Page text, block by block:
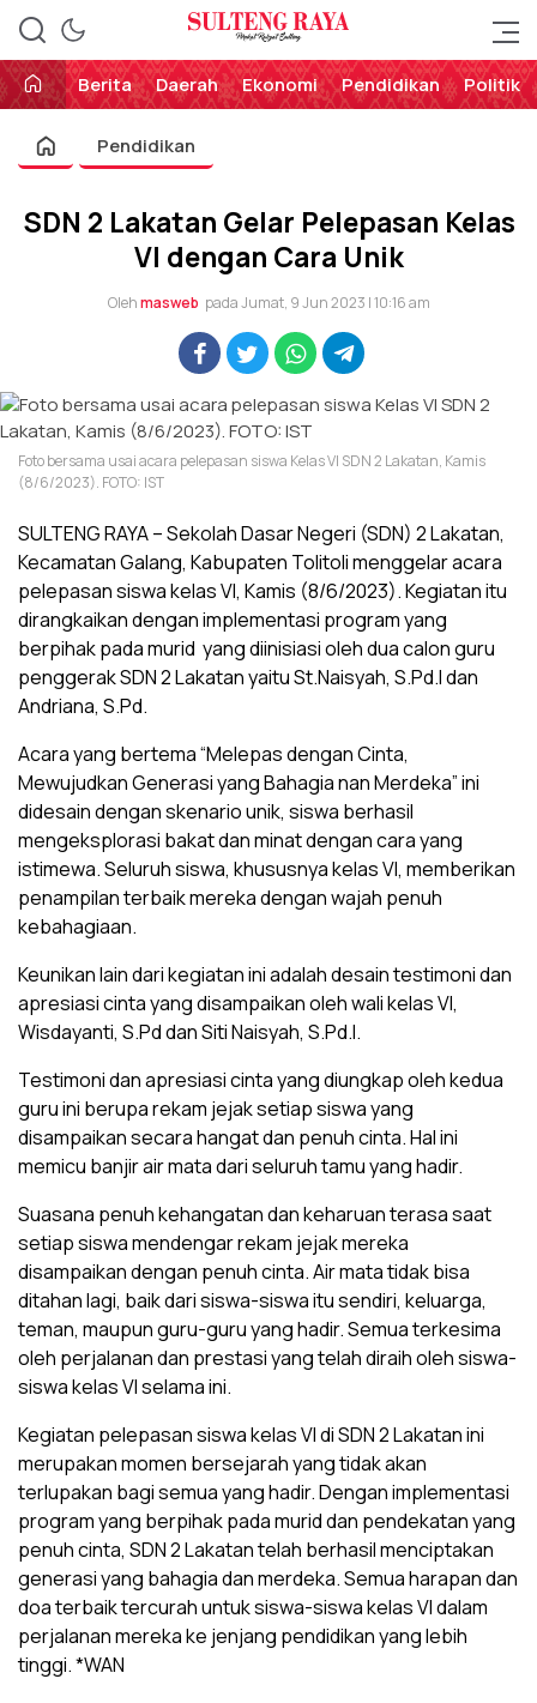
Sulteng Raya
Perekat Rakyat Sulteng
Berita
Daerah Ekonomi Pendidikan Politik
Pendidikan
SDN 2 Lakatan Gelar Pelepasan Kelas
VI dengan Cara Unik
Olehmasweb pada Jumat, 9 Jun 2023 | 10:16 am
Foto bersama usai acara pelepasan siswa Kelas VI SDN 2 Lakatan, Kamis
(8/6/2023). FOTO: IST
SULTENG RAYA – Sekolah Dasar Negeri (SDN) 2 Lakatan,
Kecamatan Galang, Kabupaten Tolitoli menggelar acara
pelepasan siswa kelas VI, Kamis (8/6/2023). Kegiatan itu
dirangkaikan dengan implementasi program yang
berpihak pada murid yang diinisiasi oleh dua calon guru
penggerak SDN 2 Lakatan yaitu St.Naisyah, S.Pd.I dan
Andriana, S.Pd.
Acara yang bertema “Melepas dengan Cinta,
Mewujudkan Generasi yang Bahagia nan Merdeka” ini
didesain dengan skenario unik, siswa berhasil
mengeksplorasi bakat dan minat dengan cara yang
istimewa. Seluruh siswa, khususnya kelas VI, memberikan
penampilan terbaik mereka dengan wajah penuh
kebahagiaan.
Keunikan lain dari kegiatan ini adalah desain testimoni dan
apresiasi cinta yang disampaikan oleh wali kelas VI,
Wisdayanti, S.Pd dan Siti Naisyah, S.Pd.I.
Testimoni dan apresiasi cinta yang diungkap oleh kedua
guru ini berupa rekam jejak setiap siswa yang
disampaikan secara hangat dan penuh cinta. Hal ini
memicu banjir air mata dari seluruh tamu yang hadir.
Suasana penuh kehangatan dan keharuan terasa saat
setiap siswa mendengar rekam jejak mereka
disampaikan dengan penuh cinta. Air mata tidak bisa
ditahan lagi, baik dari siswa-siswa itu sendiri, keluarga,
teman, maupun guru-guru yang hadir. Semua terkesima
oleh perjalanan dan prestasi yang telah diraih oleh siswa-
siswa kelas VI selama ini.
Kegiatan pelepasan siswa kelas VI di SDN 2 Lakatan ini
merupakan momen bersejarah yang tidak akan
terlupakan bagi semua yang hadir. Dengan implementasi
program yang berpihak pada murid dan pendekatan yang
penuh cinta, SDN 2 Lakatan telah berhasil menciptakan
generasi yang bahagia dan merdeka. Semua harapan dan
doa terbaik tercurah untuk siswa-siswa kelas VI dalam
perjalanan mereka ke jenjang pendidikan yang lebih
tinggi. *WAN